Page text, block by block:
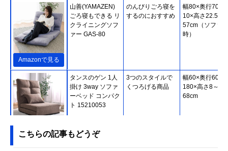
Amazonで見る
山善(YAMAZEN)
ごろ寝もできる リ
クライニングソフ
ァー GAS-80
のんびりごろ寝を
するのにおすすめ
幅80×奥行70～
10×高さ22.5～
57cm（ソファ
時）
Amazonで見る
タンスのゲン 1人
掛け 3way ソファ
ーベッド コンパク
ト 15210053
3つのスタイルで
くつろげる商品
幅60×奥行60～
180×高さ8～
68cm
こちらの記事もどうぞ